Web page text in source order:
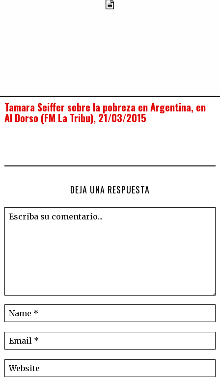
Tamara Seiffer sobre la pobreza en Argentina, en
Al Dorso (FM La Tribu), 21/03/2015
DEJA UNA RESPUESTA